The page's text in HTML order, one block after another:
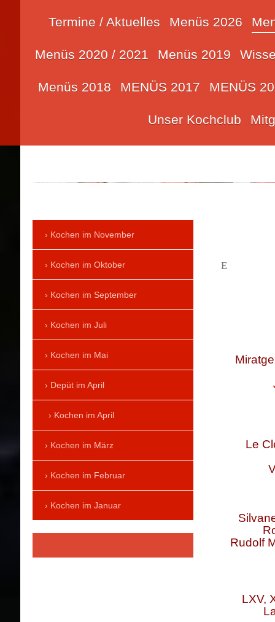
Termine / Aktuelles Menüs 2026
Menüs 2020 / 2021 Menüs 2019
Menüs 2018 MENÜS 2017 MENÜS
Unser Kochclub
E
Le
Rudolf
LXV,
Kochen im November
Kochen im Oktober
Kochen im September
Kochen im Juli
Kochen im Mai
Depüt im April
Kochen im April
Kochen im März
Kochen im Februar
Kochen im Januar